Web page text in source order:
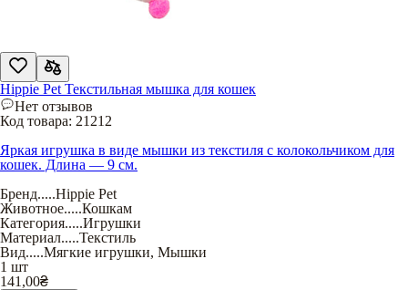
Hippie Pet Текстильная мышка для кошек
Нет отзывов
Код товара: 21212
Яркая игрушка в виде мышки из текстиля с колокольчиком для
кошек. Длина — 9 см.
Бренд.....Hippie Pet
Животное.....Кошкам
Категория.....Игрушки
Материал.....Текстиль
Вид.....Мягкие игрушки, Мышки
1 шт
141,00₴